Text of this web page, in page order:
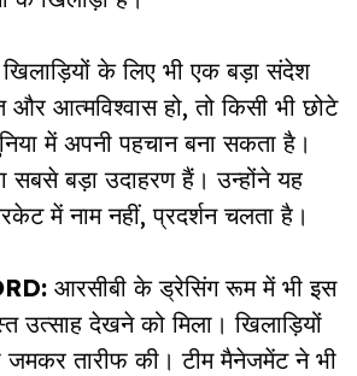
के लिए भी एक बड़ा संदेश
आत्मविश्वास हो, तो किसी भी छोटे
में अपनी पहचान बना सकता है।
सबसे बड़ा उदाहरण हैं। उन्होंने यह
में नाम नहीं, प्रदर्शन चलता है।
आरसीबी के ड्रेसिंग रूम में भी इस
उत्साह देखने को मिला। खिलाड़ियों
जमकर तारीफ की। टीम मैनेजमेंट ने भी